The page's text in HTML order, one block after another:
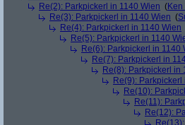
Re(2): Parkpickerl in 1140 Wien (
Re(3): Parkpickerl in 1140 Wien (
Re(4): Parkpickerl in 1140 Wien
Re(5): Parkpickerl in 1140
Re(6): Parkpickerl in 1140
Re(7): Parkpickerl in
Re(8): Parkpickerl in
Re(9): Parkpickerl
Re(10):
Re(11):
Re(12):